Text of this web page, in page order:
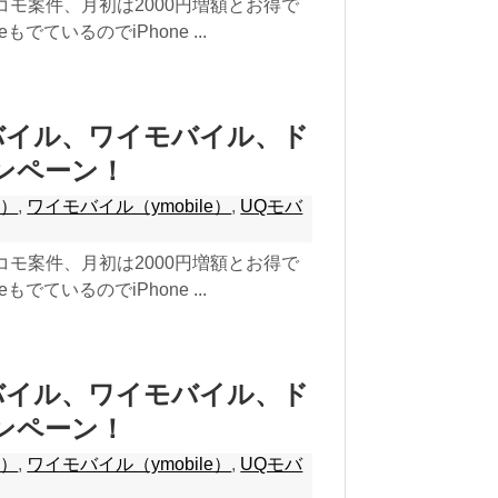
モ案件、月初は2000円増額とお得で
でているのでiPhone ...
ル、ワイモバイル、ド
ペーン！
, ワイモバイル（ymobile） , UQモバ
モ案件、月初は2000円増額とお得で
でているのでiPhone ...
ル、ワイモバイル、ド
ペーン！
, ワイモバイル（ymobile） , UQモバ